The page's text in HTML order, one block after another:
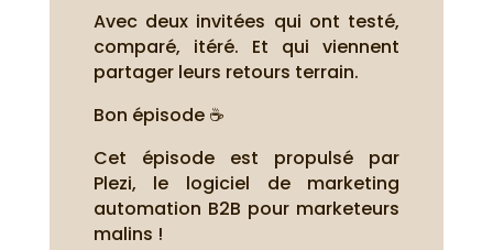
Avec deux invitées qui ont testé,
comparé, itéré. Et qui viennent
partager leurs retours terrain.
Bon épisode ☕
Cet épisode est propulsé par
Plezi, le logiciel de marketing
automation B2B pour marketeurs
malins !